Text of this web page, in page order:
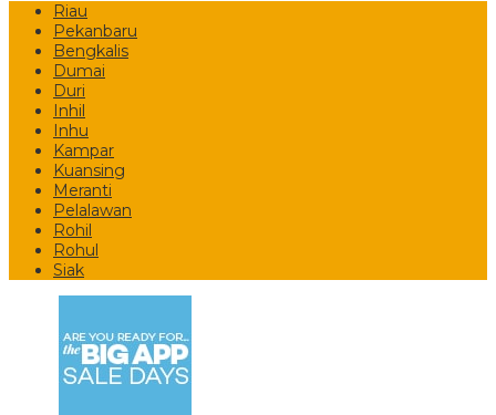
Riau
Pekanbaru
Bengkalis
Dumai
Duri
Inhil
Inhu
Kampar
Kuansing
Meranti
Pelalawan
Rohil
Rohul
Siak